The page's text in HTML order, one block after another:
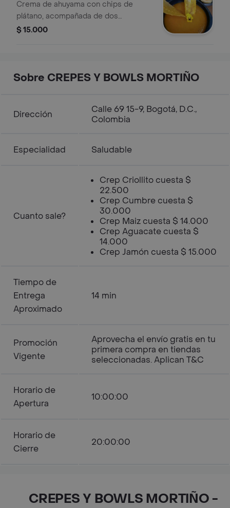
Crema de ahuyama con chips de
plátano, acompañada de dos
miniarepas.
$ 15.000
Sobre CREPES Y BOWLS MORTIÑO
Dirección
Calle 69 15-9, Bogotá, D.C.,
Colombia
Especialidad Saludable
Cuanto sale?
Crep Criollito cuesta $
22.500
Crep Cumbre cuesta $
30.000
Crep Maiz cuesta $ 14.000
Crep Aguacate cuesta $
14.000
Crep Jamón cuesta $ 15.000
Tiempo de
Entrega
Aproximado
14 min
Promoción
Vigente
Aprovecha el envío gratis en tu
primera compra en tiendas
seleccionadas. Aplican T&C
Horario de
Apertura
10:00:00
Horario de
Cierre
20:00:00
CREPES Y BOWLS MORTIÑO -